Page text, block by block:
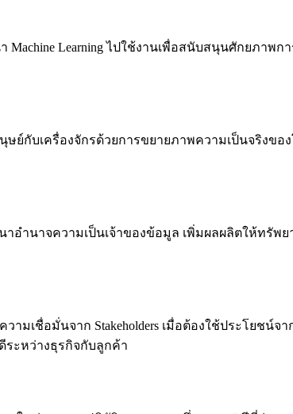
Machine Learning ไปใช้งานเพื่อสนับสนุนศักยภาพ
กับเครื่องจักรด้วยการขยายภาพความเป็นจริงขอ
าอำนาจความเป็นเจ้าของข้อมูล เพิ่มผลผลิตให้ทรัพ
มเชื่อมั่นจาก Stakeholders เมื่อต้องใช้ประโยชน์จา
ระหว่างธุรกิจกับลูกค้า